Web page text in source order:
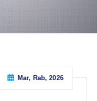
Mar, Rab, 2026